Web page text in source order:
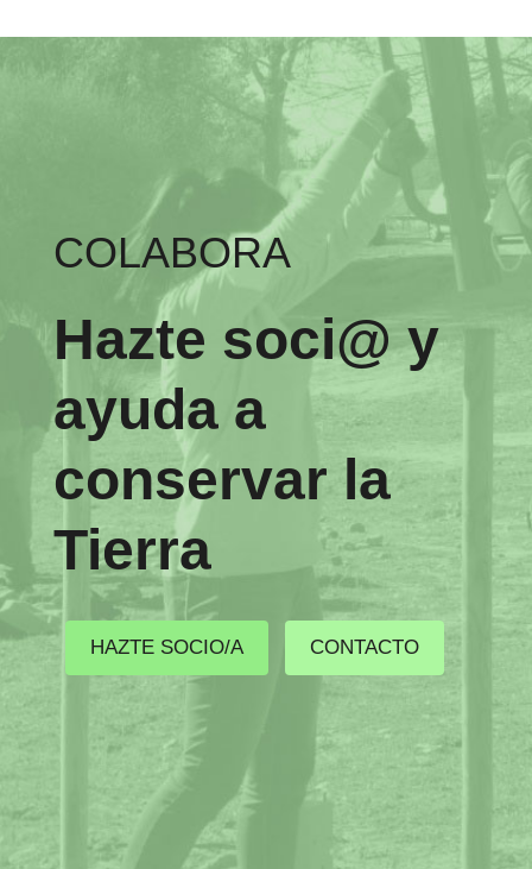
COLABORA
Hazte soci@ y
ayuda a
conservar la
Tierra
HAZTE SOCIO/A CONTACTO